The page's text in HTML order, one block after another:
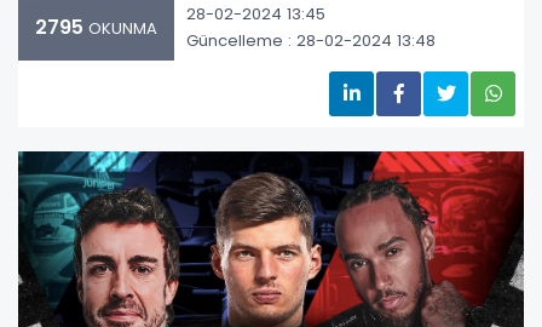
2795 OKUNMA
28-02-2024 13:45
Güncelleme : 28-02-2024 13:48